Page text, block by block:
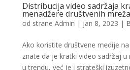
Distribucija video sadržaja
menadžere društvenih mreža
od strane Admin | jan 8, 2023 |
Ako koristite društvene medije
znate da je kratki video sadržaj
u trendu, već je i strateški